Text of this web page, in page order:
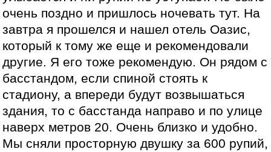
очень поздно и пришлось ночевать тут. На
завтра я прошелся и нашел отель Оазис,
который к тому же еще и рекомендовали
другие. Я его тоже рекомендую. Он рядом с
басстандом, если спиной стоять к
стадиону, а впереди будут возвышаться
здания, то с басстанда направо и по улице
наверх метров 20. Очень близко и удобно.
Мы сняли просторную двушку за 600 рупий,